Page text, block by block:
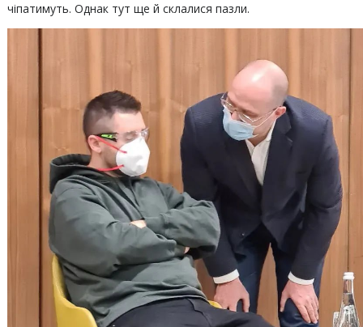
чіпатимуть. Однак тут ще й склалися пазли.